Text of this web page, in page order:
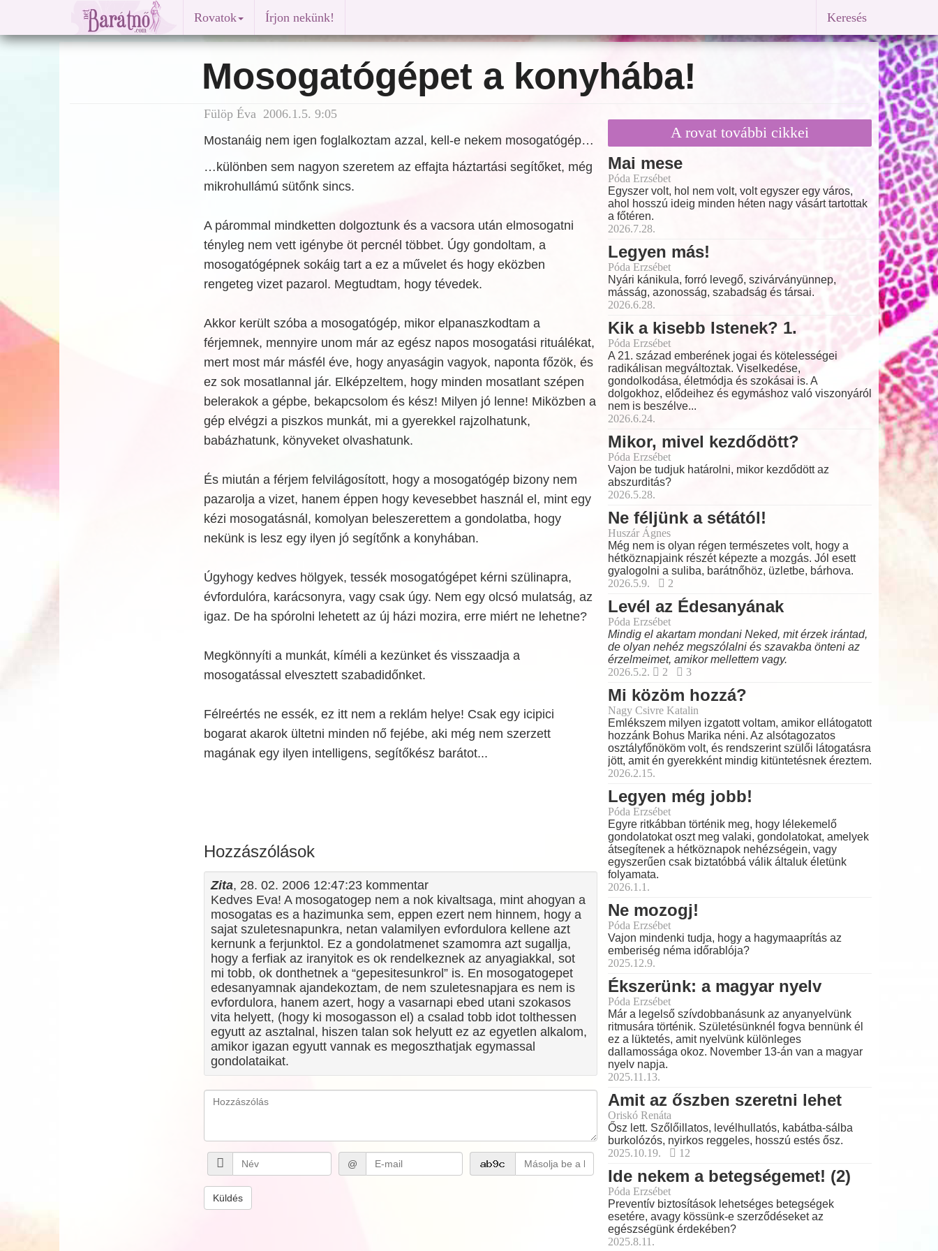
Rovatok Írjon nekünk! Keresés
Mosogatógépet a konyhába!
Fülöp Éva 2006.1.5. 9:05
Mostanáig nem igen foglalkoztam azzal, kell-e nekem mosogatógép…
…különben sem nagyon szeretem az effajta háztartási segítőket, még
mikrohullámú sütőnk sincs.
A párommal mindketten dolgoztunk és a vacsora után elmosogatni
tényleg nem vett igénybe öt percnél többet. Úgy gondoltam, a
mosogatógépnek sokáig tart a ez a művelet és hogy eközben
rengeteg vizet pazarol. Megtudtam, hogy tévedek.
Akkor került szóba a mosogatógép, mikor elpanaszkodtam a
férjemnek, mennyire unom már az egész napos mosogatási rituálékat,
mert most már másfél éve, hogy anyaságin vagyok, naponta főzök, és
ez sok mosatlannal jár. Elképzeltem, hogy minden mosatlant szépen
belerakok a gépbe, bekapcsolom és kész! Milyen jó lenne! Miközben a
gép elvégzi a piszkos munkát, mi a gyerekkel rajzolhatunk,
babázhatunk, könyveket olvashatunk.
És miután a férjem felvilágosított, hogy a mosogatógép bizony nem
pazarolja a vizet, hanem éppen hogy kevesebbet használ el, mint egy
kézi mosogatásnál, komolyan beleszerettem a gondolatba, hogy
nekünk is lesz egy ilyen jó segítőnk a konyhában.
Úgyhogy kedves hölgyek, tessék mosogatógépet kérni szülinapra,
évfordulóra, karácsonyra, vagy csak úgy. Nem egy olcsó mulatság, az
igaz. De ha spórolni lehetett az új házi mozira, erre miért ne lehetne?
Megkönnyíti a munkát, kíméli a kezünket és visszaadja a
mosogatással elvesztett szabadidőnket.
Félreértés ne essék, ez itt nem a reklám helye! Csak egy icipici
bogarat akarok ültetni minden nő fejébe, aki még nem szerzett
magának egy ilyen intelligens, segítőkész barátot...
Hozzászólások
Zita, 28. 02. 2006 12:47:23 kommentar
Kedves Eva! A mosogatogep nem a nok kivaltsaga, mint ahogyan a
mosogatas es a hazimunka sem, eppen ezert nem hinnem, hogy a
sajat szuletesnapunkra, netan valamilyen evfordulora kellene azt
kernunk a ferjunktol. Ez a gondolatmenet szamomra azt sugallja,
hogy a ferfiak az iranyitok es ok rendelkeznek az anyagiakkal, sot
mi tobb, ok donthetnek a “gepesitesunkrol” is. En mosogatogepet
edesanyamnak ajandekoztam, de nem szuletesnapjara es nem is
evfordulora, hanem azert, hogy a vasarnapi ebed utani szokasos
vita helyett, (hogy ki mosogasson el) a csalad tobb idot tolthessen
egyutt az asztalnal, hiszen talan sok helyutt ez az egyetlen alkalom,
amikor igazan egyutt vannak es megoszthatjak egymassal
gondolataikat.
@
Küldés
A rovat további cikkei
Mai mese
Póda Erzsébet
Egyszer volt, hol nem volt, volt egyszer egy város,
ahol hosszú ideig minden héten nagy vásárt tartottak
a főtéren.
2026.7.28.
Legyen más!
Póda Erzsébet
Nyári kánikula, forró levegő, szivárványünnep,
másság, azonosság, szabadság és társai.
2026.6.28.
Kik a kisebb Istenek? 1.
Póda Erzsébet
A 21. század emberének jogai és kötelességei
radikálisan megváltoztak. Viselkedése,
gondolkodása, életmódja és szokásai is. A
dolgokhoz, elődeihez és egymáshoz való viszonyáról
nem is beszélve...
2026.6.24.
Mikor, mivel kezdődött?
Póda Erzsébet
Vajon be tudjuk határolni, mikor kezdődött az
abszurditás?
2026.5.28.
Ne féljünk a sétától!
Huszár Ágnes
Még nem is olyan régen természetes volt, hogy a
hétköznapjaink részét képezte a mozgás. Jól esett
gyalogolni a suliba, barátnőhöz, üzletbe, bárhova.
2026.5.9.
2
Levél az Édesanyának
Póda Erzsébet
Mindig el akartam mondani Neked, mit érzek irántad,
de olyan nehéz megszólalni és szavakba önteni az
érzelmeimet, amikor mellettem vagy.
2026.5.2.
2 3
Mi közöm hozzá?
Nagy Csivre Katalin
Emlékszem milyen izgatott voltam, amikor ellátogatott
hozzánk Bohus Marika néni. Az alsótagozatos
osztályfőnököm volt, és rendszerint szülői látogatásra
jött, amit én gyerekként mindig kitüntetésnek éreztem.
2026.2.15.
Legyen még jobb!
Póda Erzsébet
Egyre ritkábban történik meg, hogy lélekemelő
gondolatokat oszt meg valaki, gondolatokat, amelyek
átsegítenek a hétköznapok nehézségein, vagy
egyszerűen csak biztatóbbá válik általuk életünk
folyamata.
2026.1.1.
Ne mozogj!
Póda Erzsébet
Vajon mindenki tudja, hogy a hagymaaprítás az
emberiség néma időrablója?
2025.12.9.
Ékszerünk: a magyar nyelv
Póda Erzsébet
Már a legelső szívdobbanásunk az anyanyelvünk
ritmusára történik. Születésünknél fogva bennünk él
ez a lüktetés, amit nyelvünk különleges
dallamossága okoz. November 13-án van a magyar
nyelv napja.
2025.11.13.
Amit az őszben szeretni lehet
Oriskó Renáta
Ősz lett. Szőlőillatos, levélhullatós, kabátba-sálba
burkolózós, nyirkos reggeles, hosszú estés ősz.
2025.10.19.
12
Ide nekem a betegségemet! (2)
Póda Erzsébet
Preventív biztosítások lehetséges betegségek
esetére, avagy kössünk-e szerződéseket az
egészségünk érdekében?
2025.8.11.